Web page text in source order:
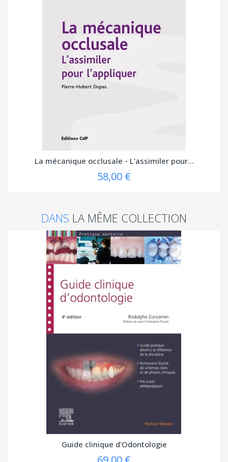
La mécanique occlusale - L'assimiler pour...
58,00 €
DANS LA MÊME COLLECTION
Guide clinique d'Odontologie